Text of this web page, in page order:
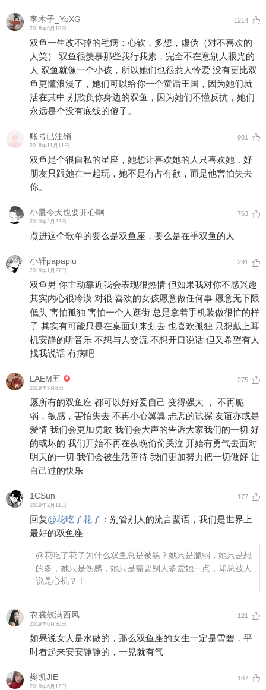
李木子_YoXG
2018年9月10日
1214
双鱼一生改不掉的毛病：心软，多想，虚伪（对不喜欢的
人笑） 双鱼很羡慕那些我行我素，完全不在意别人眼光的
人 双鱼就像一个小孩，所以她们也很惹人怜爱 没有更比双
鱼更懂浪漫了，她们可以给你一个童话王国，因为她们就
活在其中 别欺负你身边的双鱼，因为她们不懂反抗，她们
永远是个没有底线的傻子。
账号已注销
2018年11月11日
901
双鱼是个很自私的星座，她想让喜欢她的人只喜欢她，好
朋友只跟她在一起玩，她不是有占有欲，而是他害怕失去
你。
小晨今天也要开心啊
2019年2月22日
763
点进这个歌单的要么是双鱼座，要么是在乎双鱼的人
小轩papapiu
2019年1月27日
291
双鱼男 你主动靠近我会表现很热情 但如果我对你不感兴趣
其实内心很冷漠 对很 喜欢的女孩愿意做任何事 愿意无下限
低头 害怕孤独 害怕一个人逛街 总是拿着手机装做很忙的样
子 其实有可能只是在桌面划来划去 也喜欢孤独 只想戴上耳
机安静的听音乐 不想与人交流 不想开口说话 但又希望有人
找我说话 有病吧
LAEM五
2019年3月8日
275
愿所有的双鱼座 都可以好好爱自己 变得强大 ， 不再脆
弱，敏感，害怕失去 不再小心翼翼 忐忑的试探 友谊亦或是
爱情 我们会更加勇敢 我们会大声的告诉大家我们的一切 好
的或坏的 我们开始不再在夜晚偷偷哭泣 开始有勇气去面对
明天的一切 我们会被生活善待 我们更加努力把一切做好 让
自己过的快乐
1CSun_
2019年2月11日
177
回复@花吃了花了 ： 别管别人的流言蜚语，我们是世界上
最好的双鱼座
@花吃了花了为什么双鱼总是被黑？她只是脆弱，她只是想
的多，她只是伤感，她只是需要别人多爱她一点，却总被人
说是心机？！
衣裳鼓满西风
2019年6月30日
121
如果说女人是水做的，那么双鱼座的女生一定是雪碧，平
时看起来安安静静的，一晃就有气
樊凯JIE
2019年6月12日
107